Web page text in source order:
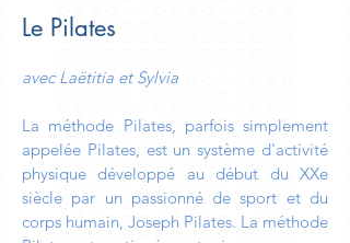
Le Pilates
avec Laëtitia et Sylvia
La méthode Pilates, parfois simplement
appelée Pilates, est un système d'activité
physique développé au début du XXe
siècle par un passionné de sport et du
corps humain, Joseph Pilates. La méthode